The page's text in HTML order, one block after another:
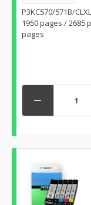
P3KC570/571B/CLXL
1950 pages / 2685
pages
